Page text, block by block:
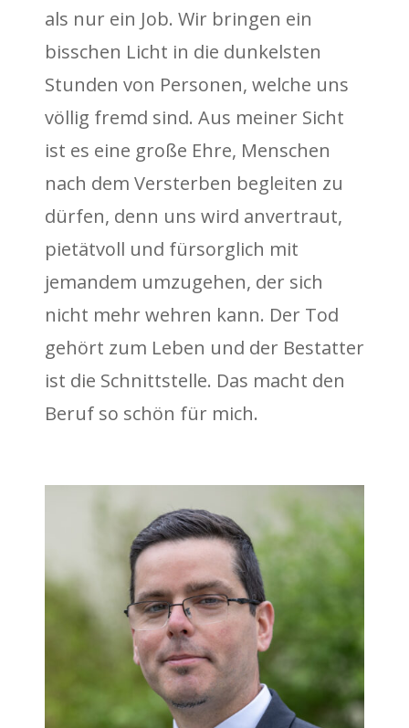
als nur ein Job. Wir bringen ein
bisschen Licht in die dunkelsten
Stunden von Personen, welche uns
völlig fremd sind. Aus meiner Sicht
ist es eine große Ehre, Menschen
nach dem Versterben begleiten zu
dürfen, denn uns wird anvertraut,
pietätvoll und fürsorglich mit
jemandem umzugehen, der sich
nicht mehr wehren kann. Der Tod
gehört zum Leben und der Bestatter
ist die Schnittstelle. Das macht den
Beruf so schön für mich.